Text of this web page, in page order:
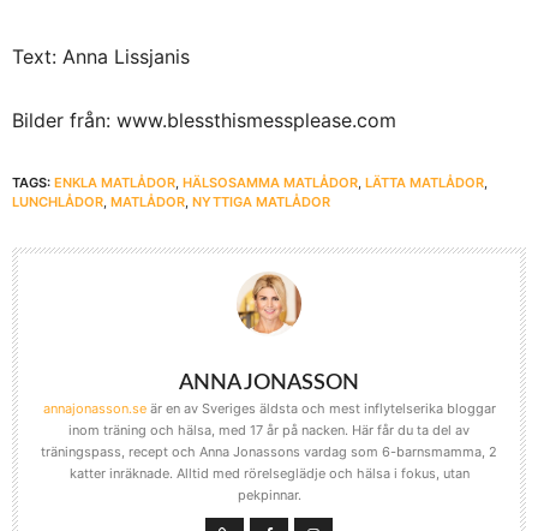
Text: Anna Lissjanis
Bilder från: www.blessthismessplease.com
TAGS: ENKLA MATLÅDOR HÄLSOSAMMA MATLÅDOR LÄTTA MATLÅDOR
LUNCHLÅDOR MATLÅDOR NYTTIGA MATLÅDOR
ANNA JONASSON
annajonasson.seär en av Sveriges äldsta och mest inflytelserika bloggar
inom träning och hälsa, med 17 år på nacken. Här får du ta del av
träningspass, recept och Anna Jonassons vardag som 6-barnsmamma, 2
katter inräknade. Alltid med rörelseglädje och hälsa i fokus, utan
pekpinnar.